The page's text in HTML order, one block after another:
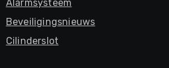
Alarmsysteem
Beveiligingsnieuws
Cilinderslot